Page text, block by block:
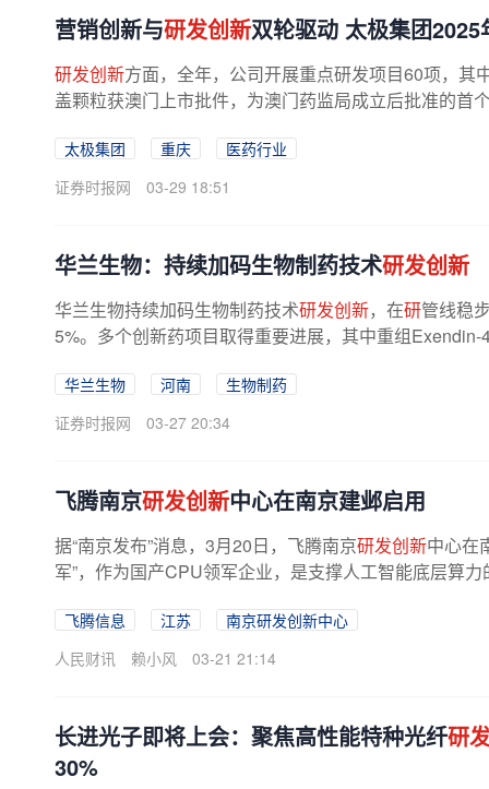
营销创新与研发创新双轮驱动 太极集团
研发创新方面，全年，公司开展重点研发项目60项，其
盖颗粒获澳门上市批件，为澳门药监局成立后批准的首
太极集团 重庆
医药行业
证券时报网
03-29 18:51
华兰生物：持续加码生物制药技术研发创新
华兰生物持续加码生物制药技术研发创新，在研管线稳
5%。多个创新药项目取得重要进展，其中重组
华兰生物 河南
生物制药
证券时报网
03-27 20:34
飞腾南京研发创新中心在南京建邺启用
据“南京发布”消息，3月20日，飞腾南京研发创新中心在
军”，作为国产CPU领军企业，是支撑人工智能底层算
飞腾信息 江苏
南京研发创新中心
人民财讯
赖小风 03-21 21:14
长进光子即将上会：聚焦高性能特种光纤研
30%